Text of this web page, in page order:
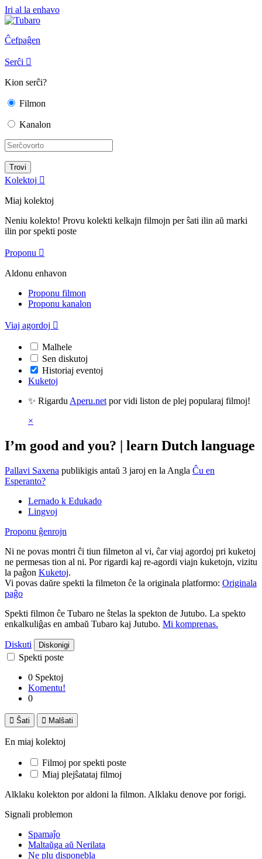
Iri al la enhavo
Ĉefpaĝen
Serĉi 
Kion serĉi?
Filmon
Kanalon
Kolektoj 
Miaj kolektoj
Neniu kolekto! Provu kolekti kelkajn filmojn per ŝati ilin aŭ marki
ilin por spekti poste
Proponu 
Aldonu enhavon
Proponu filmon
Proponu kanalon
Viaj agordoj 
Malhele
Sen diskutoj
Historiaj eventoj
Kuketoj
✨ Rigardu Aperu.net por vidi liston de plej popularaj filmoj!
×
I’m good and you? | learn Dutch language
Pallavi Saxena publikigis antaŭ 3 jaroj en la Angla Ĉu en
Esperanto?
Lernado k Edukado
Lingvoj
Proponu ĝenrojn
Ni ne povas montri ĉi tiun filmeton al vi, ĉar viaj agordoj pri kuketoj
ne permesas tion al ni. Por rigardi kaj re-agordi viajn kuketojn, vizitu
la paĝon Kuketoj.
Vi povas daŭre spekti la filmeton ĉe la originala platformo: Originala
paĝo
Spekti filmon ĉe Tubaro ne ŝtelas la spekton de Jutubo. La spekto
enkalkuliĝas en ambaŭ Tubaro kaj Jutubo. Mi komprenas.
Diskuti Diskonigi
Spekti poste
0 Spektoj
Komentu!
0
 Ŝati  Malŝati
En miaj kolektoj
Filmoj por spekti poste
Miaj plejŝatataj filmoj
Alklaku kolekton por aldoni la filmon. Alklaku denove por forigi.
Signali problemon
Spamaĵo
Maltaŭga aŭ Nerilata
Ne plu disponebla